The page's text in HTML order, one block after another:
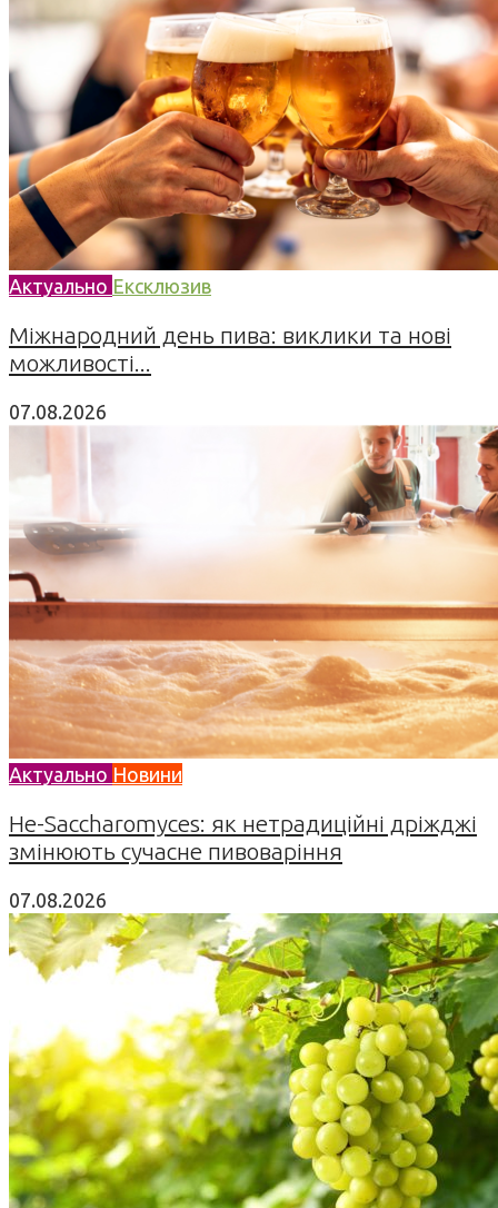
Актуально Ексклюзив
Міжнародний день пива: виклики та нові
можливості...
07.08.2026
Актуально Новини
Не-Saccharomyces: як нетрадиційні дріжджі
змінюють сучасне пивоваріння
07.08.2026